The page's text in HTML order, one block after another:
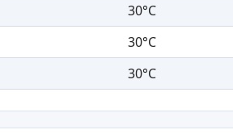
30°C
30°C
30°C